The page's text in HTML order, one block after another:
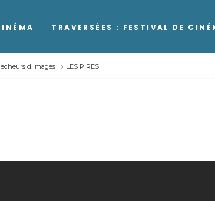
TRAVERSÉES : FESTIVAL DE
d'Images LES PIRES